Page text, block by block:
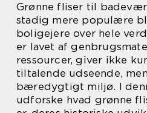
Grønne fliser til
stadig mere populære
boligejere over hele
er lavet af
ressourcer, giver ikke
tiltalende udseende,
bæredygtigt miljø. I
udforske hvad grønne